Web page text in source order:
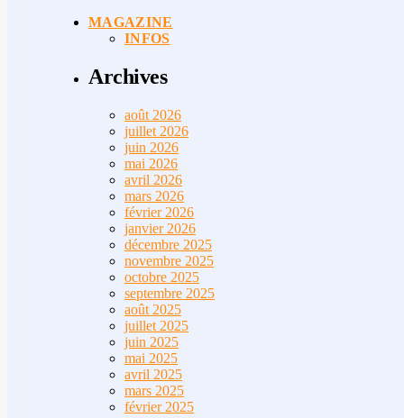
MAGAZINE
INFOS
Archives
août 2026
juillet 2026
juin 2026
mai 2026
avril 2026
mars 2026
février 2026
janvier 2026
décembre 2025
novembre 2025
octobre 2025
septembre 2025
août 2025
juillet 2025
juin 2025
mai 2025
avril 2025
mars 2025
février 2025